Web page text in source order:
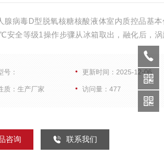
腺病毒D型脱氧核糖核酸液体室内质控品基
安全等级1操作步骤从冰箱取出，融化后，涡
号： 更新时间：2025-12-06
质：生产厂家 访问量：477
咨询 联系我们